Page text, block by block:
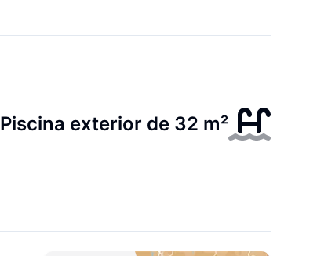
Piscina exterior de 32 m²